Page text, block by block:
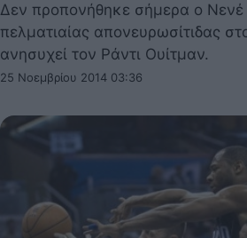
Δεν προπονήθηκε σήμερα ο Νενέ
πελματιαίας απονευρωσίτιδας
ανησυχεί τον Ράντι Ουίτμαν.
25 Νοεμβρίου 2014 03:36